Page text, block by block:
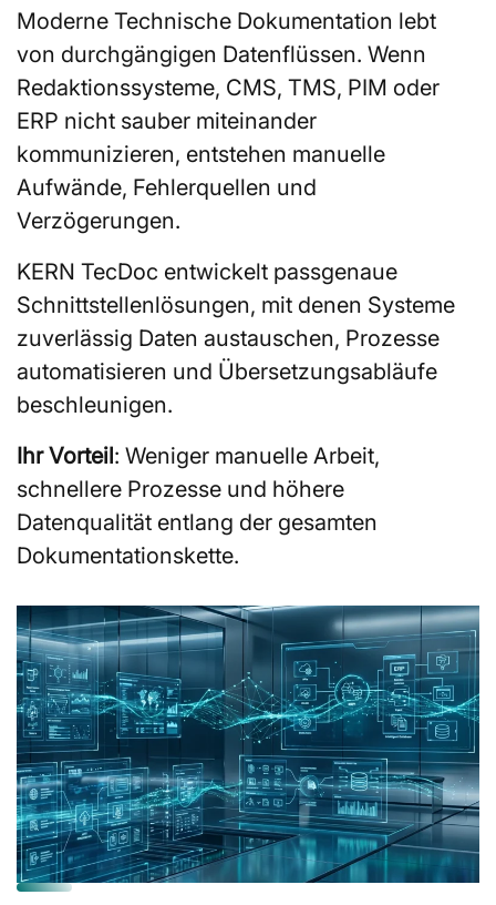
Moderne Technische Dokumentation lebt
von durchgängigen Datenflüssen. Wenn
Redaktionssysteme, CMS, TMS, PIM oder
ERP nicht sauber miteinander
kommunizieren, entstehen manuelle
Aufwände, Fehlerquellen und
Verzögerungen.
KERN TecDoc entwickelt passgenaue
Schnittstellenlösungen, mit denen Systeme
zuverlässig Daten austauschen, Prozesse
automatisieren und Übersetzungsabläufe
beschleunigen.
Ihr Vorteil: Weniger manuelle Arbeit,
schnellere Prozesse und höhere
Datenqualität entlang der gesamten
Dokumentationskette.